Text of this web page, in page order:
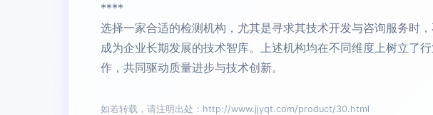
****
选择一家合适的检测机构，尤其是寻求其技术开发与咨询服务时
成为企业长期发展的技术智库。上述机构均在不同维度上树立了
作，共同驱动质量进步与技术创新。
如若转载，请注明出处：http://www.jjyqt.com/product/30.html